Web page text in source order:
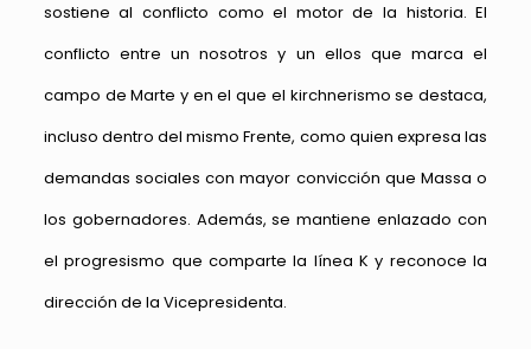
sostiene al conflicto como el motor de la historia. El
conflicto entre un nosotros y un ellos que marca el
campo de Marte y en el que el kirchnerismo se destaca,
incluso dentro del mismo Frente, como quien expresa las
demandas sociales con mayor convicción que Massa o
los gobernadores. Además, se mantiene enlazado con
el progresismo que comparte la línea K y reconoce la
dirección de la Vicepresidenta.